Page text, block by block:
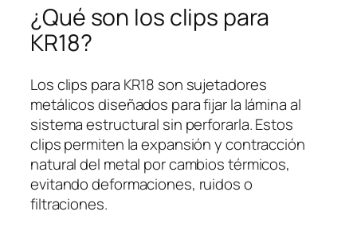
¿Qué son los clips para
KR18?
Los clips para KR18 son sujetadores
metálicos diseñados para fijar la lámina al
sistema estructural sin perforarla. Estos
clips permiten la expansión y contracción
natural del metal por cambios térmicos,
evitando deformaciones, ruidos o
filtraciones.